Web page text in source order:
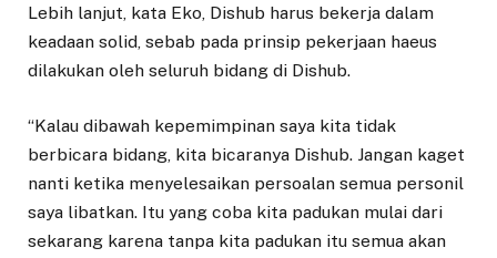
Lebih lanjut, kata Eko, Dishub harus bekerja dalam
keadaan solid, sebab pada prinsip pekerjaan haeus
dilakukan oleh seluruh bidang di Dishub.
“Kalau dibawah kepemimpinan saya kita tidak
berbicara bidang, kita bicaranya Dishub. Jangan kaget
nanti ketika menyelesaikan persoalan semua personil
saya libatkan. Itu yang coba kita padukan mulai dari
sekarang karena tanpa kita padukan itu semua akan